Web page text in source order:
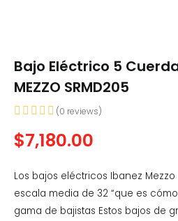
Bajo Eléctrico 5
MEZZO SRMD205
(0 reviews)
$7,180.00
Los bajos eléctricos Ibanez
escala media de 32 “que es
gama de bajistas Estos bajos de